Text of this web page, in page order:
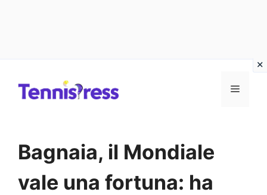
MENU
Bagnaia, il Mondiale
vale una fortuna: ha